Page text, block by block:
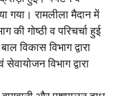
गया। रामलीला मैदान में
की गोष्ठी व परिचर्चा हुई
विकास विभाग द्वारा
विभाग द्वारा